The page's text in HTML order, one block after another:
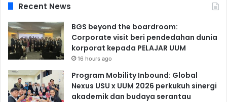
Recent News
BGS beyond the boardroom:
Corporate visit beri pendedahan dunia
korporat kepada PELAJAR UUM
16 hours ago
Program Mobility Inbound: Global
Nexus USU x UUM 2026 perkukuh sinergi
akademik dan budaya serantau